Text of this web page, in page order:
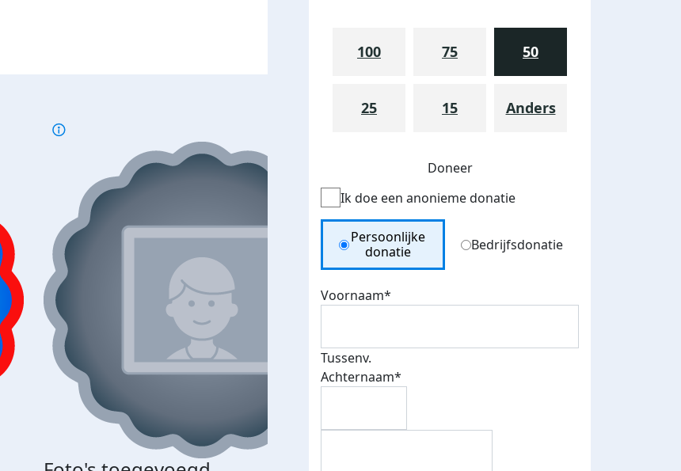
100 75 50
25 15 Anders
Doneer
Ik doe een anonieme donatie
Donation Type
Persoonlijke
donatie
Bedrijfsdonatie
Voornaam*
Tussenv.
Achternaam*